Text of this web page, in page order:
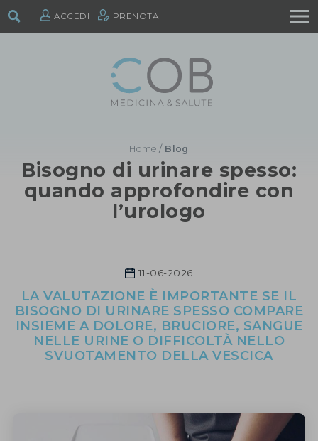
ACCEDI PRENOTA
Home / Blog
Bisogno di urinare spesso:
quando approfondire con
l’urologo
11-06-2026
LA VALUTAZIONE È IMPORTANTE SE IL
BISOGNO DI URINARE SPESSO COMPARE
INSIEME A DOLORE, BRUCIORE, SANGUE
NELLE URINE O DIFFICOLTÀ NELLO
SVUOTAMENTO DELLA VESCICA